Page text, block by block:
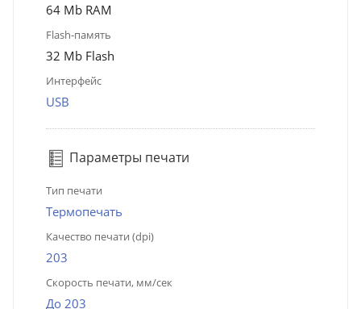
64 Mb RAM
Flash-память
32 Mb Flash
Интерфейс
USB
Параметры печати
Тип печати
Термопечать
Качество печати (dpi)
203
Скорость печати, мм/сек
До 203